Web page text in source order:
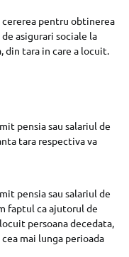
cererea pentru obtinerea
asigurari sociale la
din tara in care a locuit.
pensia sau salariul de
tara respectiva va
pensia sau salariul de
faptul ca ajutorul de
persoana decedata,
mai lunga perioada